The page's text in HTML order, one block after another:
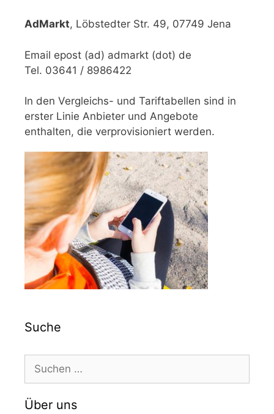
AdMarkt, Löbstedter Str. 49, 07749 Jena
Email epost (ad) admarkt (dot) de
Tel. 03641 / 8986422
In den Vergleichs- und Tariftabellen sind in
erster Linie Anbieter und Angebote
enthalten, die verprovisioniert werden.
Suche
Suchen
nach:
Über uns